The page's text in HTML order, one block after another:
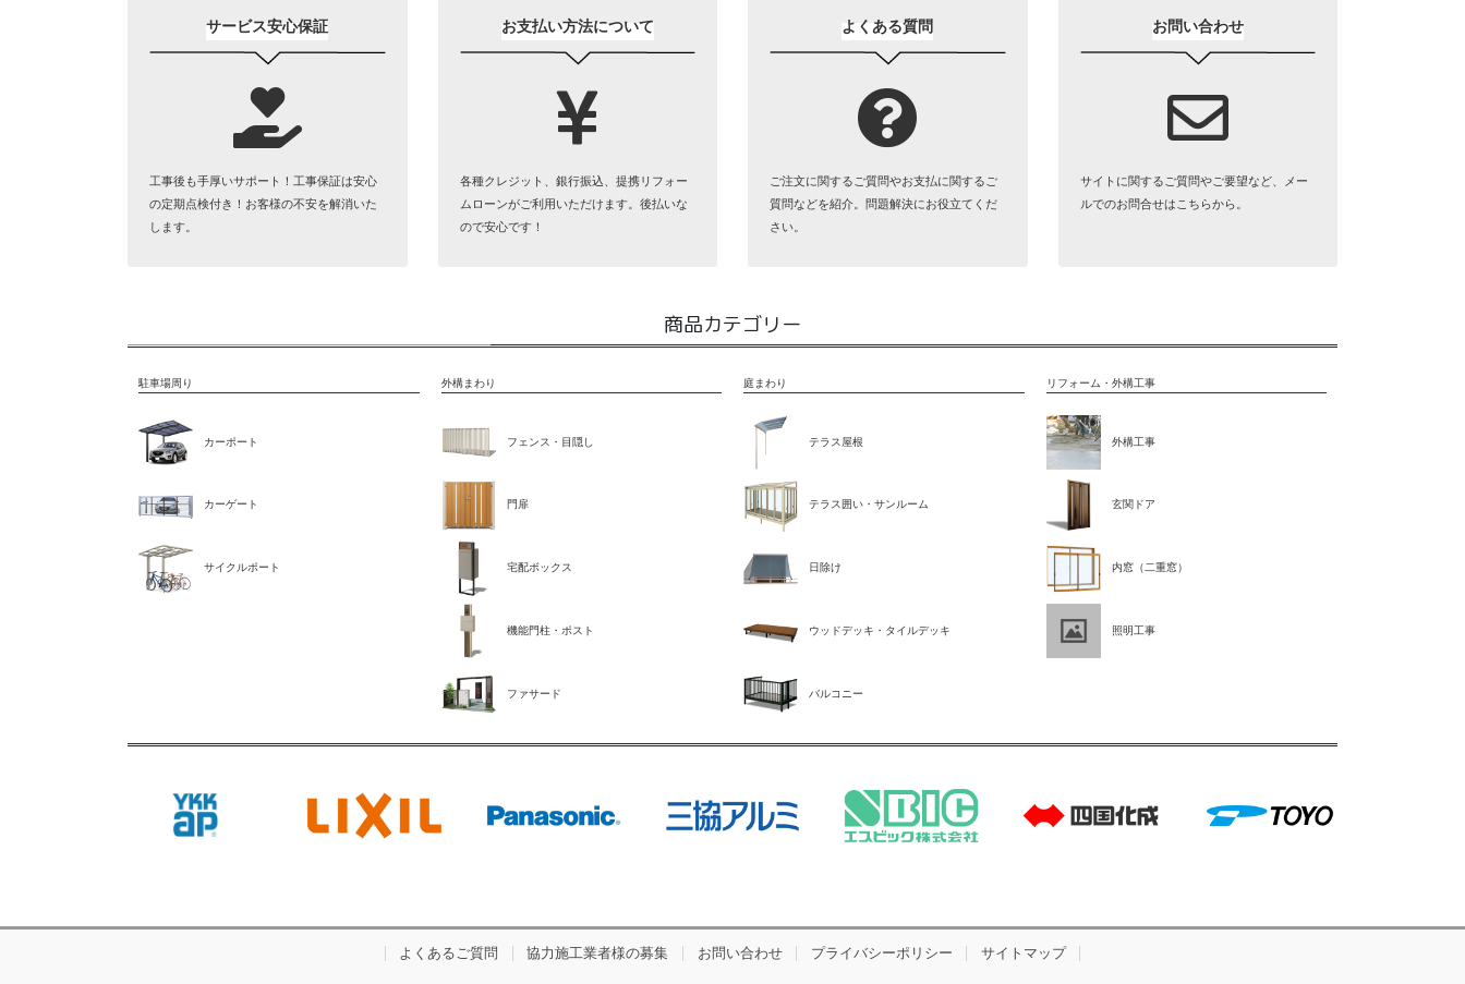
サービス安心保証
工事後も手厚いサポート！工事保証は安心
の定期点検付き！お客様の不安を解消いた
します。
お支払い方法について
各種クレジット、銀行振込、提携リフォー
ムローンがご利用いただけます。後払いな
ので安心です！
よくある質問
ご注文に関するご質問やお支払に関するご
質問などを紹介。問題解決にお役立てくだ
さい。
お問い合わせ
サイトに関するご質問やご要望など、メー
ルでのお問合せはこちらから。
商品カテゴリー
駐車場周り
カーポート
カーゲート
サイクルポート
外構まわり
フェンス・目隠し
門扉
宅配ボックス
機能門柱・ポスト
ファサード
庭まわり
テラス屋根
テラス囲い・サンルーム
日除け
ウッドデッキ・タイルデッキ
バルコニー
リフォーム・外構工事
外構工事
玄関ドア
内窓（二重窓）
照明工事
よくあるご質問 協力施工業者様の募集 お問い合わせ プライバシーポリシー サイトマップ